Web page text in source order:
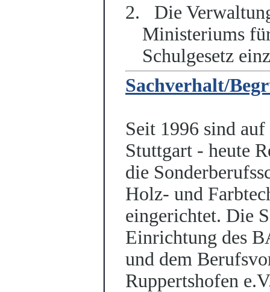
2.
Die
Ministeriums
Schulgesetz
Sachverhalt/
Seit 1996 sind
Stuttgart - heute
die
Holz- und
eingerichtet. Die
Einrichtung des
und dem
Ruppertshofen